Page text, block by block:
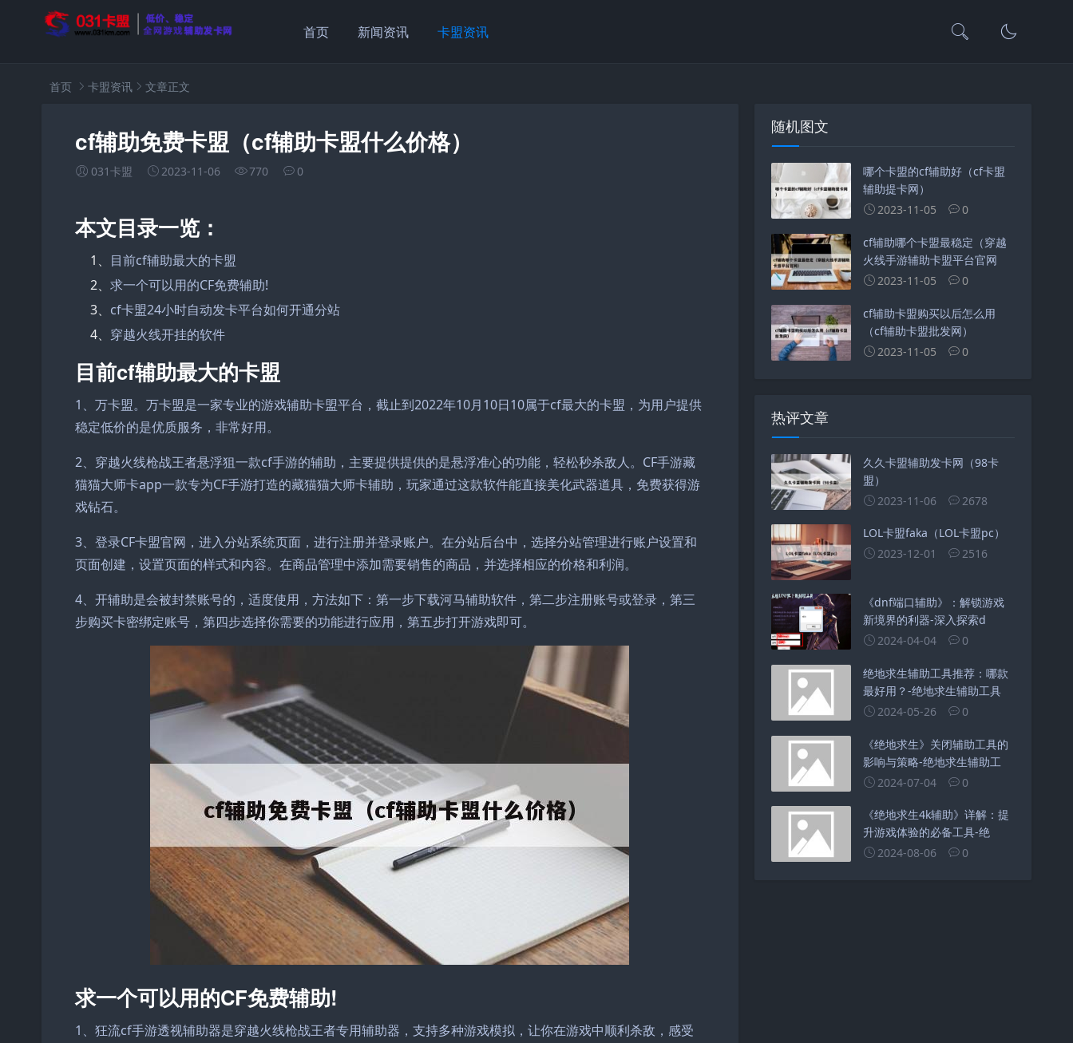
首页 新闻资讯 卡盟资讯
首页 卡盟资讯 文章正文
cf辅助免费卡盟（cf辅助卡盟什么价格）
031卡盟 2023-11-06 770 0
本文目录一览：
1、 目前cf辅助最大的卡盟
2、求一个可以用的CF免费辅助!
3、 cf卡盟24小时自动发卡平台如何开通分站
4、 穿越火线开挂的软件
目前cf辅助最大的卡盟
1、万卡盟。万卡盟是一家专业的游戏辅助卡盟平台，截止到2022年10月10日10属于cf最大的卡盟，为用户提供
稳定低价的是优质服务，非常好用。
2、穿越火线枪战王者悬浮狙一款cf手游的辅助，主要提供提供的是悬浮准心的功能，轻松秒杀敌人。CF手游藏
猫猫大师卡app一款专为CF手游打造的藏猫猫大师卡辅助，玩家通过这款软件能直接美化武器道具，免费获得游
戏钻石。
3、登录CF卡盟官网，进入分站系统页面，进行注册并登录账户。在分站后台中，选择分站管理进行账户设置和
页面创建，设置页面的样式和内容。在商品管理中添加需要销售的商品，并选择相应的价格和利润。
4、开辅助是会被封禁账号的，适度使用，方法如下：第一步下载河马辅助软件，第二步注册账号或登录，第三
步购买卡密绑定账号，第四步选择你需要的功能进行应用，第五步打开游戏即可。
求一个可以用的CF免费辅助!
1、狂流cf手游透视辅助器是穿越火线枪战王者专用辅助器，支持多种游戏模拟，让你在游戏中顺利杀敌，感受
随机图文
哪个卡盟的cf辅助好（cf卡盟
辅助提卡网）
2023-11-05
0
cf辅助哪个卡盟最稳定（穿越
火线手游辅助卡盟平台官网
2023-11-05
0
cf辅助卡盟购买以后怎么用
（cf辅助卡盟批发网）
2023-11-05
0
热评文章
久久卡盟辅助发卡网（98卡
盟）
2023-11-06
2678
LOL卡盟faka（LOL卡盟pc）
2023-12-01
2516
《dnf端口辅助》：解锁游戏
新境界的利器-深入探索d
2024-04-04
0
绝地求生辅助工具推荐：哪款
最好用？-绝地求生辅助工具
2024-05-26
0
《绝地求生》关闭辅助工具的
影响与策略-绝地求生辅助工
2024-07-04
0
《绝地求生4k辅助》详解：提
升游戏体验的必备工具-绝
2024-08-06
0